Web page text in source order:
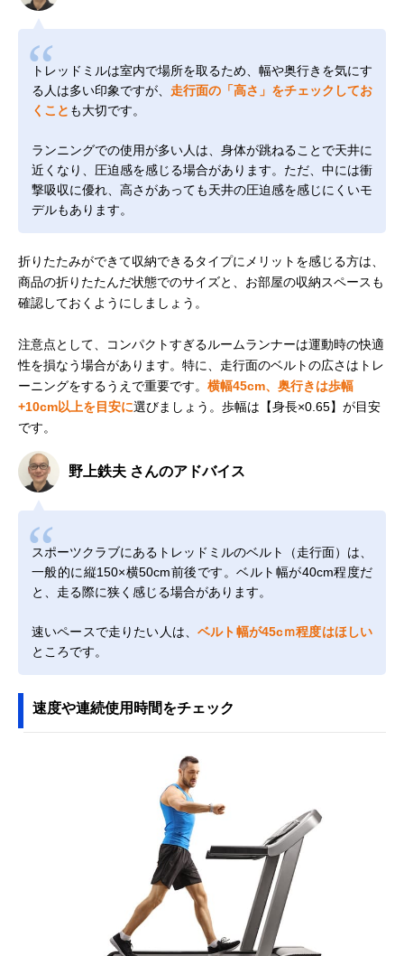
トレッドミルは室内で場所を取るため、幅や奥行きを気にす
る人は多い印象ですが、 走行面の「高さ」をチェックしてお
くこと も大切です。
ランニングでの使用が多い人は、身体が跳ねることで天井に
近くなり、圧迫感を感じる場合があります。ただ、中には衝
撃吸収に優れ、高さがあっても天井の圧迫感を感じにくいモ
デルもあります。
折りたたみができて収納できるタイプにメリットを感じる方は、
商品の折りたたんだ状態でのサイズと、お部屋の収納スペースも
確認しておくようにしましょう。
注意点として、コンパクトすぎるルームランナーは運動時の快適
性を損なう場合があります。特に、走行面のベルトの広さはトレ
ーニングをするうえで重要です。 横幅45cm、奥行きは歩幅
+10cm以上を目安に選びましょう。歩幅は【身長×0.65】が目安
です。
野上鉄夫 さんのアドバイス
スポーツクラブにあるトレッドミルのベルト（走行面）は、
一般的に縦150×横50cm前後です。ベルト幅が40cm程度だ
と、走る際に狭く感じる場合があります。
速いペースで走りたい人は、ベルト幅が45cｍ程度はほしい
ところです。
速度や連続使用時間をチェック